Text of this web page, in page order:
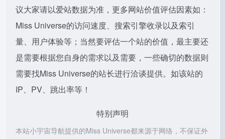
议大家请以爱站数据为准，更多网站价值评估因素如：
Miss Universe的访问速度、搜索引擎收录以及索引
量、用户体验等；当然要评估一个站的价值，最主要还
是需要根据您自身的需求以及需要，一些确切的数据则
需要找Miss Universe的站长进行洽谈提供。如该站的
IP、PV、跳出率等！
特别声明
本站小宇宙导航提供的Miss Universe都来源于网络，不保证外